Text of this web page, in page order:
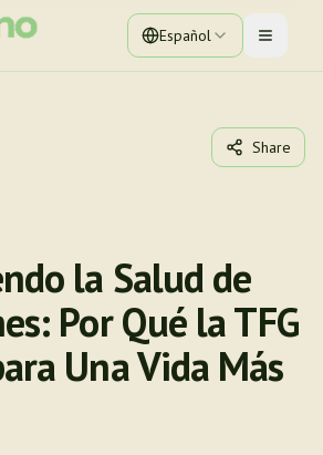
Español Toggle
Share
la Salud de
Por Qué la TFG
Una Vida Más